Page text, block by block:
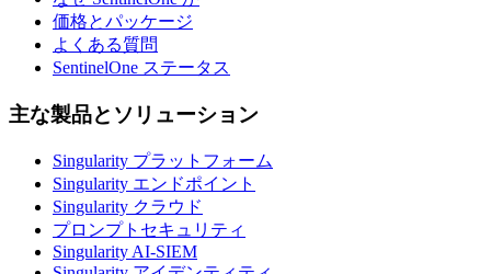
価格とパッケージ
よくある質問
SentinelOne ステータス
主な製品とソリューション
Singularity プラットフォーム
Singularity エンドポイント
Singularity クラウド
プロンプトセキュリティ
Singularity AI-SIEM